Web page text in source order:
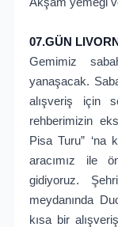
07.GÜN
Gemimiz
yanaşacak.
alışveriş için
rehberimizin
Pisa Turu” ‘na
aracımız ile
gidiyoruz.
meydanında
kısa bir